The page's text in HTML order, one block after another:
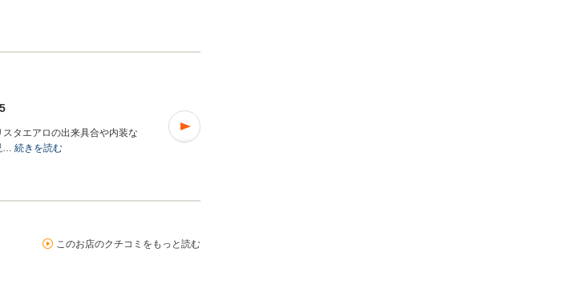
5
タエアロの出来具合や内装な
… 続きを読む
このお店のクチコミをもっと読む